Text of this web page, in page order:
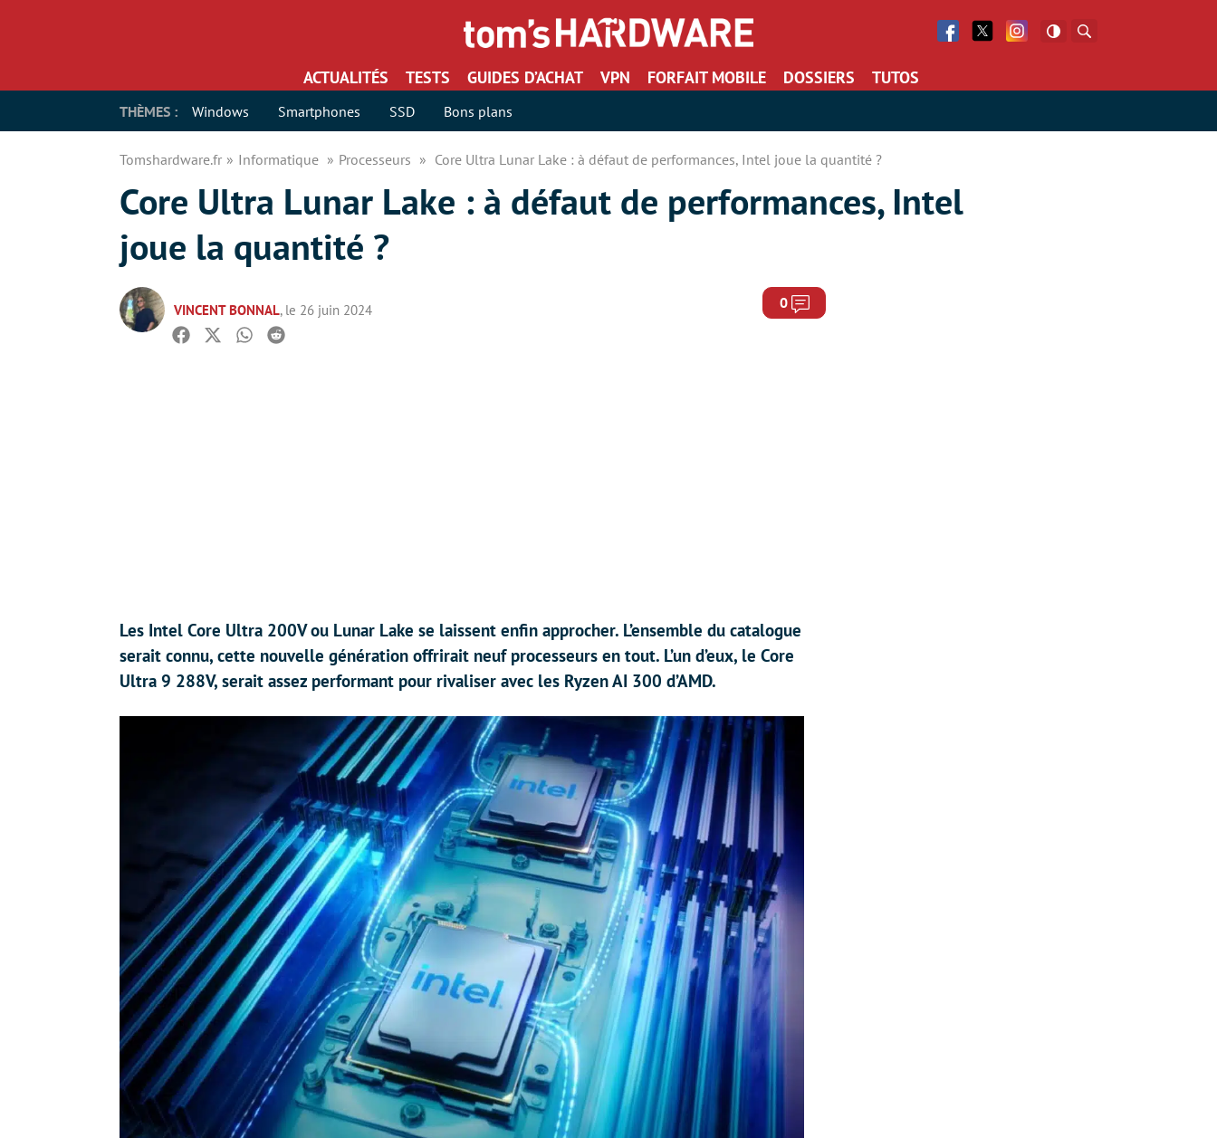
Facebook
Twitter Facebook
ACTUALITÉS TESTS GUIDES D’ACHAT VPN FORFAIT MOBILE DOSSIERS TUTOS
THÈMES : Windows Smartphones SSD Bons plans
Tomshardware.fr Informatique Processeurs Core Ultra Lunar Lake : à défaut de performances, Intel joue la quantité ?
Core Ultra Lunar Lake : à défaut de performances, Intel
joue la quantité ?
VINCENT BONNAL, le 26 juin 2024 0 Commentaires
Facebook
TwitterWhatsapp
Reddit
Les Intel Core Ultra 200V ou Lunar Lake se laissent enfin approcher. L’ensemble du catalogue
serait connu, cette nouvelle génération offrirait neuf processeurs en tout. L’un d’eux, le Core
Ultra 9 288V, serait assez performant pour rivaliser avec les Ryzen AI 300 d’AMD.